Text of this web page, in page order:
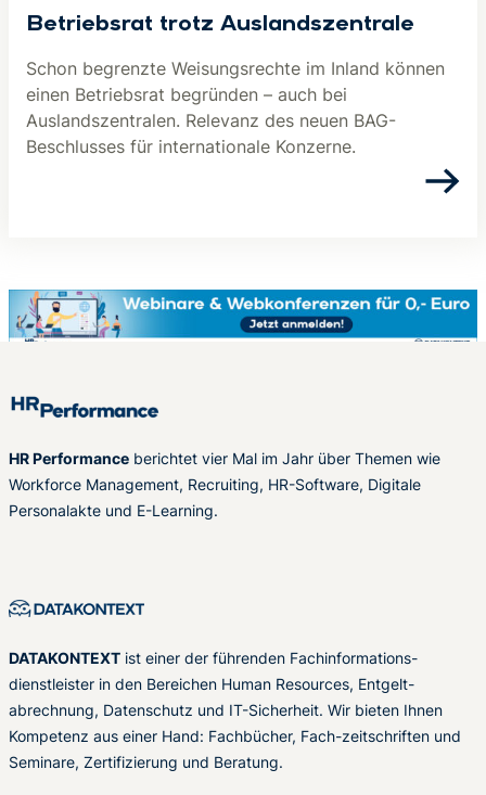
Betriebsrat trotz Aus­lands­zen­tra­le
Schon begrenzte Weisungsrechte im Inland können
einen Betriebsrat begründen – auch bei
Auslandszentralen. Relevanz des neuen BAG-
Beschlusses für internationale Konzerne.
HR Performance berichtet vier Mal im Jahr über Themen wie
Workforce Management, Recruiting, HR-Software, Digitale
Personalakte und E-Learning.
DATAKONTEXT ist einer der führenden Fachinformations-
dienstleister in den Bereichen Human Resources, Entgelt-
abrechnung, Datenschutz und IT-Sicherheit. Wir bieten Ihnen
Kompetenz aus einer Hand: Fachbücher, Fach-zeitschriften und
Seminare, Zertifizierung und Beratung.